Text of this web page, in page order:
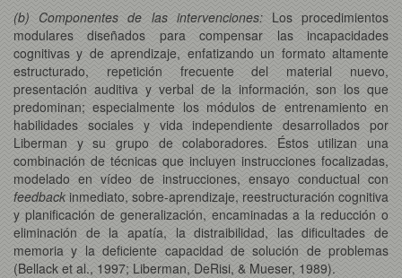
(b) Componentes de las intervenciones: Los procedimientos
modulares diseñados para compensar las incapacidades
cognitivas y de aprendizaje, enfatizando un formato altamente
estructurado, repetición frecuente del material nuevo,
presentación auditiva y verbal de la información, son los que
predominan; especialmente los módulos de entrenamiento en
habilidades sociales y vida independiente desarrollados por
Liberman y su grupo de colaboradores. Éstos utilizan una
combinación de técnicas que incluyen instrucciones focalizadas,
modelado en vídeo de instrucciones, ensayo conductual con
feedback inmediato, sobre-aprendizaje, reestructuración cognitiva
y planificación de generalización, encaminadas a la reducción o
eliminación de la apatía, la distraibilidad, las dificultades de
memoria y la deficiente capacidad de solución de problemas
(Bellack et al., 1997; Liberman, DeRisi, & Mueser, 1989).